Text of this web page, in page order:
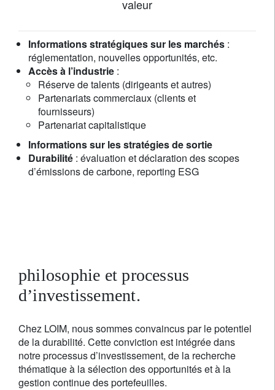
valeur
Informations stratégiques sur les marchés :
réglementation, nouvelles opportunités, etc.
Accès à l’industrie :
Réserve de talents (dirigeants et autres)
Partenariats commerciaux (clients et
fournisseurs)
Partenariat capitalistique
Informations sur les stratégies de sortie
Durabilité : évaluation et déclaration des scopes
d’émissions de carbone, reporting ESG
philosophie et processus
d’investissement.
Chez LOIM, nous sommes convaincus par le potentiel
de la durabilité. Cette conviction est intégrée dans
notre processus d’investissement, de la recherche
thématique à la sélection des opportunités et à la
gestion continue des portefeuilles.